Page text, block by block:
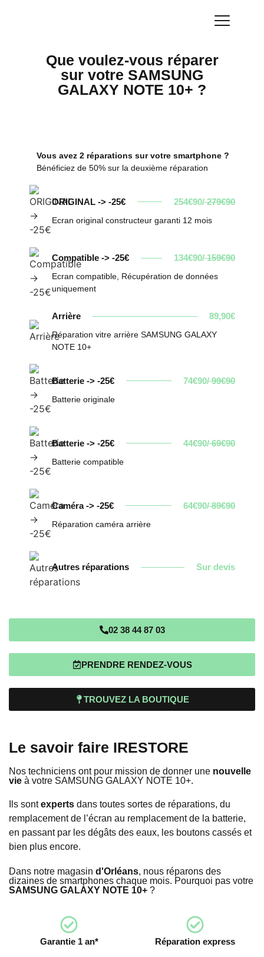
Que voulez-vous réparer
sur votre SAMSUNG
GALAXY NOTE 10+ ?
Vous avez 2 réparations sur votre smartphone ?
Bénéficiez de 50% sur la deuxième réparation
ORIGINAL -> -25€ 254€90/279€90
Ecran original constructeur garanti 12 mois
Compatible -> -25€ 134€90/159€90
Ecran compatible, Récupération de données
uniquement
Arrière 89,90€
Réparation vitre arrière SAMSUNG GALAXY
NOTE 10+
Batterie -> -25€ 74€90/99€90
Batterie originale
Batterie -> -25€ 44€90/69€90
Batterie compatible
Caméra -> -25€ 64€90/89€90
Réparation caméra arrière
Autres réparations Sur devis
02 38 44 87 03
PRENDRE RENDEZ-VOUS
TROUVEZ LA BOUTIQUE
Le savoir faire IRESTORE
Nos techniciens ont pour mission de donner une nouvelle
vie à votre SAMSUNG GALAXY NOTE 10+.
Ils sontexperts dans toutes sortes de réparations, du
remplacement de l’écran au remplacement de la batterie,
en passant par les dégâts des eaux, les boutons cassés et
bien plus encore.
Dans notre magasin d'Orléans, nous réparons des
dizaines de smartphones chaque mois. Pourquoi pas votre
SAMSUNG GALAXY NOTE 10+ ?
Garantie 1 an* Réparation express